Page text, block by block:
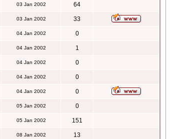
03 Jan 2002 64
03 Jan 2002 33
04 Jan 2002 0
04 Jan 2002 1
04 Jan 2002 0
04 Jan 2002 0
04 Jan 2002 0
05 Jan 2002 0
05 Jan 2002 151
08 Jan 2002 13